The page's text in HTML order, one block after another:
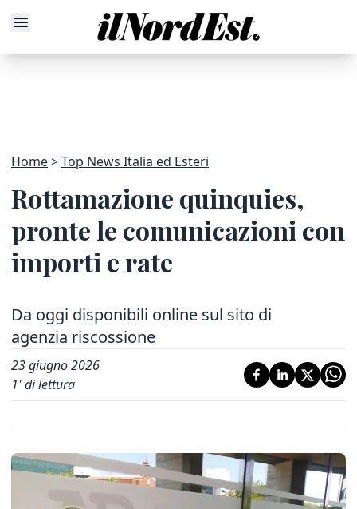
Home Top News Italia ed Esteri
Rottamazione quinquies,
pronte le comunicazioni con
importi e rate
Da oggi disponibili online sul sito di
agenzia riscossione
23 giugno 2026
1' di lettura